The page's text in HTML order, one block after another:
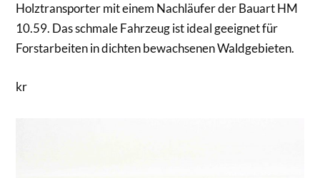
Holztransporter mit einem Nachläufer der Bauart HM
10.59. Das schmale Fahrzeug ist ideal geeignet für
Forstarbeiten in dichten bewachsenen Waldgebieten.
kr